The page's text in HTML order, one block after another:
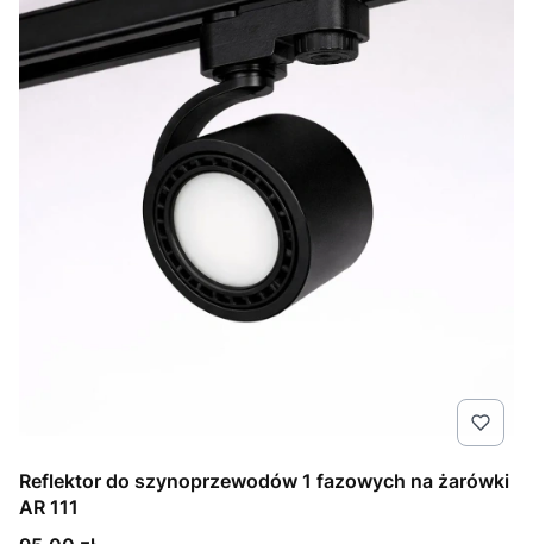
Reflektor do szynoprzewodów 1 fazowych na żarówki
AR 111